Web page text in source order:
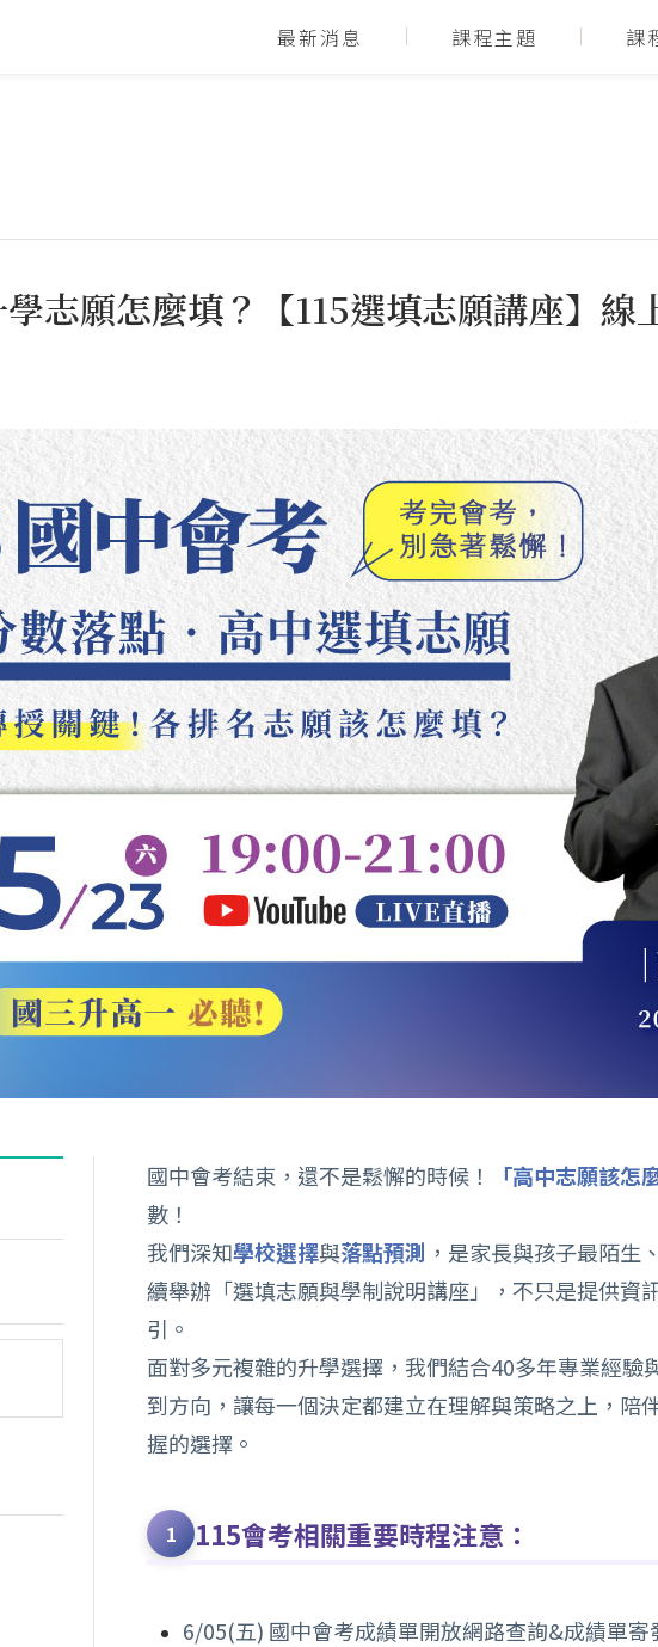
最新消息 課程主題 課
志願怎麼填？【115選填志願講座】線
國中會考結束，還不是鬆懈的時候！ 「高中志願該怎
數！
我們深知學校選擇與落點預測 ，是家長與孩子最陌生
續舉辦「選填志願與學制說明講座」，不只是提供資
引。
面對多元複雜的升學選擇，我們結合40多年專業經
到方向，讓每一個決定都建立在理解與策略之上，陪
握的選擇。
115會考相關重要時程注意：
6/05(五) 國中會考成績單開放網路查詢&成績單寄